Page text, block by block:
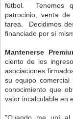
fútbol. Tenemos
patrocinio, venta
tarea. Decidimos
financiado por sí
Mantenerse
ciento de los
asociaciones
su equipo
conocimiento que
valor incalculable en